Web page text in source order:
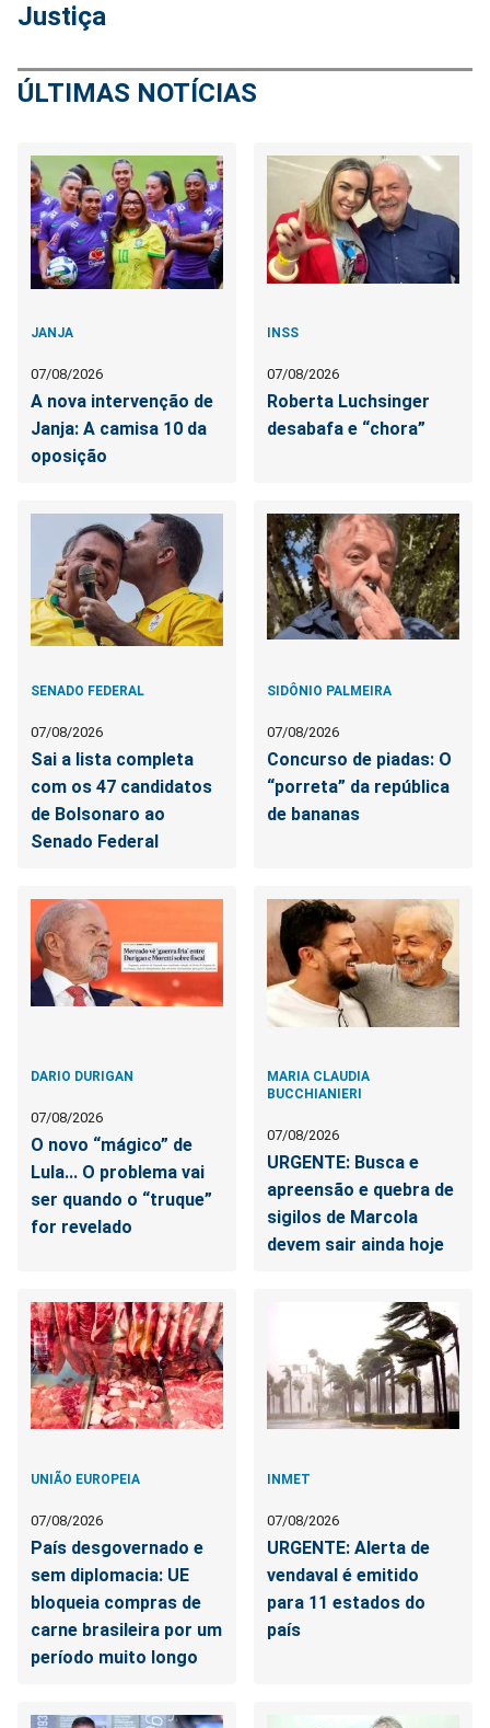
Justiça
ÚLTIMAS NOTÍCIAS
JANJA
07/08/2026
A nova intervenção de
Janja: A camisa 10 da
oposição
INSS
07/08/2026
Roberta Luchsinger
desabafa e “chora”
SENADO FEDERAL
07/08/2026
Sai a lista completa
com os 47 candidatos
de Bolsonaro ao
Senado Federal
SIDÔNIO PALMEIRA
07/08/2026
Concurso de piadas: O
“porreta” da república
de bananas
DARIO DURIGAN
07/08/2026
O novo “mágico” de
Lula... O problema vai
ser quando o “truque”
for revelado
MARIA CLAUDIA
BUCCHIANIERI
07/08/2026
URGENTE: Busca e
apreensão e quebra de
sigilos de Marcola
devem sair ainda hoje
UNIÃO EUROPEIA
07/08/2026
País desgovernado e
sem diplomacia: UE
bloqueia compras de
carne brasileira por um
período muito longo
INMET
07/08/2026
URGENTE: Alerta de
vendaval é emitido
para 11 estados do
país